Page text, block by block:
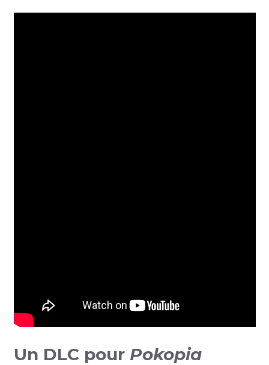
Un DLC pour Pokopia